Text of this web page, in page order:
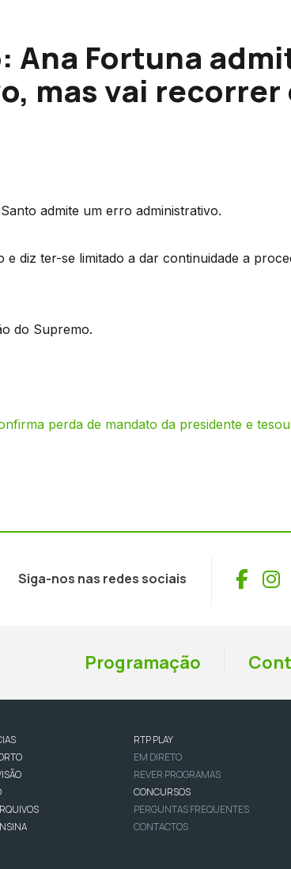
Ana Fortuna
mas vai recorrer
admite um erro administrativo.
diz ter-se limitado a dar continuidade a
do Supremo.
perda de mandato da presidente e
Siga-nos nas redes sociais
Programação
RTP PLAY
EM DIRETO
REVER PROGRAMAS
CONCURSOS
PERGUNTAS FREQUENTES
CONTACTOS